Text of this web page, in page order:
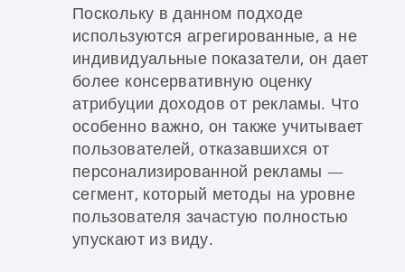
Поскольку в данном подходе
используются агрегированные, а не
индивидуальные показатели, он дает
более консервативную оценку
атрибуции доходов от рекламы. Что
особенно важно, он также учитывает
пользователей, отказавшихся от
персонализированной рекламы —
сегмент, который методы на уровне
пользователя зачастую полностью
упускают из виду.